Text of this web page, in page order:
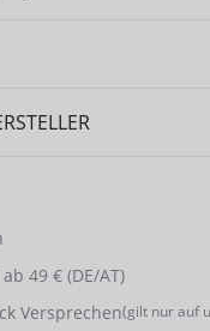
49 € (DE/AT)
Versprechen(gilt nur auf